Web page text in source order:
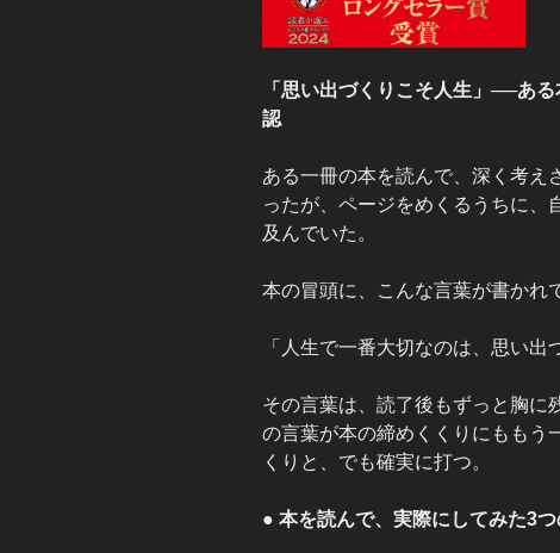
「思い出づくりこそ人生」──あ
認
ある一冊の本を読んで、深く考え
ったが、ページをめくるうちに、
及んでいた。
本の冒頭に、こんな言葉が書かれ
「人生で一番大切なのは、思い出
その言葉は、読了後もずっと胸に
の言葉が本の締めくくりにももう
くりと、でも確実に打つ。
● 本を読んで、実際にしてみた3つ